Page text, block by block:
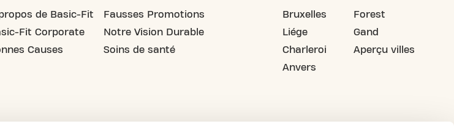
de Basic-Fit
Fit Corporate
Causes
Fausses Promotions
Notre Vision Durable
Soins de santé
Bruxelles
Liége
Charleroi
Anvers
Forest
Gand
Aperçu villes